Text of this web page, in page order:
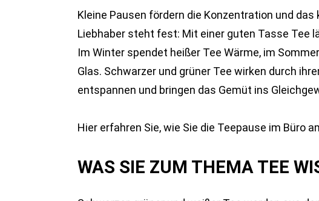
Kleine Pausen fördern die Konzentration und das
Liebhaber steht fest: Mit einer guten Tasse Tee
Im Winter spendet heißer Tee Wärme, im
Glas. Schwarzer und grüner Tee wirken durch
entspannen und bringen das Gemüt ins
Hier erfahren Sie, wie Sie die Teepause im Büro
WAS SIE ZUM THEMA TEE